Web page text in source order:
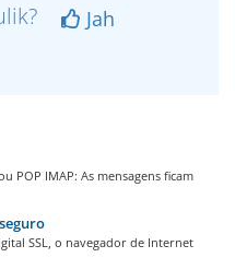
Jah
POP IMAP: As mensagens ficam
SSL, o navegador de Internet